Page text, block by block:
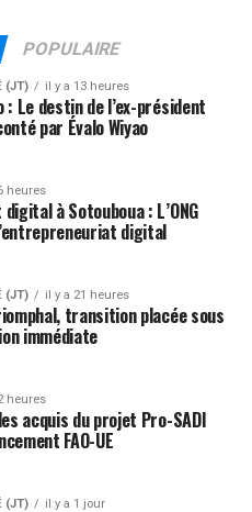
POPULAIRE
(JT) il y a 13 heures
Le destin de l’ex-président
par Évalo Wiyao
heures
à Sotouboua : L’ONG
digital
(JT) il y a 21 heures
transition placée sous
immédiate
heures
acquis du projet Pro-SADI
FAO-UE
(JT) il y a 1 jour